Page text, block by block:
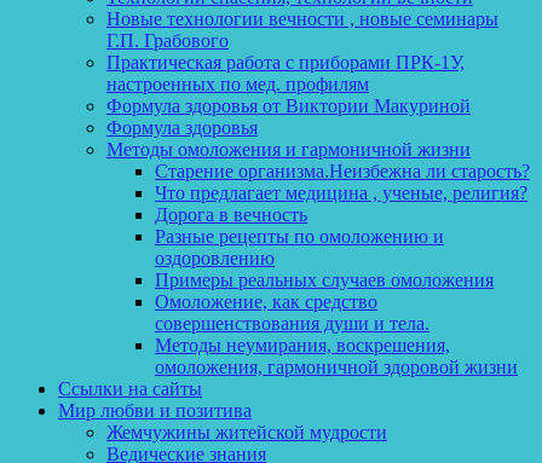
Новые технологии вечности , новые семинары
Г.П. Грабового
Практическая работа с приборами ПРК-1У,
настроенных по мед. профилям
Формула здоровья от Виктории Макуриной
Формула здоровья
Методы омоложения и гармоничной жизни
Старение организма.Неизбежна ли старость?
Что предлагает медицина , ученые, религия?
Дорога в вечность
Разные рецепты по омоложению и
оздоровлению
Примеры реальных случаев омоложения
Омоложение, как средство
совершенствования души и тела.
Методы неумирания, воскрешения,
омоложения, гармоничной здоровой жизни
Ссылки на сайты
Мир любви и позитива
Жемчужины житейской мудрости
Ведические знания